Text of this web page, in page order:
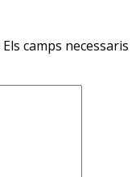
Els camps necessaris